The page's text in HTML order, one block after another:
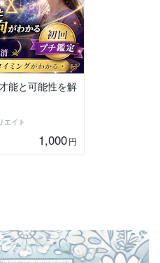
能と可能性を解
エイト
1,000円